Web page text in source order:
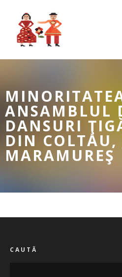
ANSAMBLUL
DANSURI
DIN COLTAU,
MARAMUREŞ
CAUTĂ